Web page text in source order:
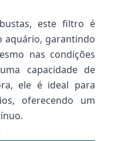
este filtro é
aquário, garantindo
nas condições
capacidade de
ele é ideal para
oferecendo um